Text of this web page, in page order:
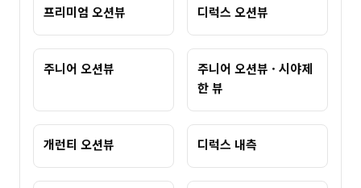
프리미엄 오션뷰 디럭스 오션뷰
주니어 오션뷰
주니어 오션뷰 · 시야제
한 뷰
개런티 오션뷰 디럭스 내측